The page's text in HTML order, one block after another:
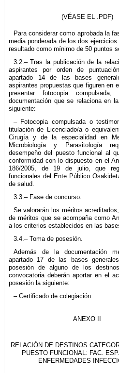
(VÉASE EL .PDF)
Para considerar como aprobada la
media ponderada de los dos ejercicios
resultado como mínimo de 50 puntos
3.2.– Tras la publicación de la
aspirantes por orden de
apartado 14 de las bases
aspirantes propuestas que figuren en
presentar fotocopia
documentación que se relaciona en
siguiente:
– Fotocopia compulsada o
titulación de Licenciado/a o
Cirugía y de la especialidad en
Microbiología y Parasitología
desempeño del puesto funcional al
conformidad con lo dispuesto en el
186/2005, de 19 de julio, que
funcionales del Ente Público
de salud.
3.3.– Fase de concurso.
Se valorarán los méritos
de méritos que se acompaña como
a los criterios establecidos en las
3.4.– Toma de posesión.
Además de la documentación
apartado 17 de las bases
posesión de alguno de los
convocatoria deberán aportar en el
posesión la siguiente:
– Certificado de colegiación.
ANEXO II
RELACIÓN DE DESTINOS
PUESTO FUNCIONAL: FAC.
ENFERMEDADES